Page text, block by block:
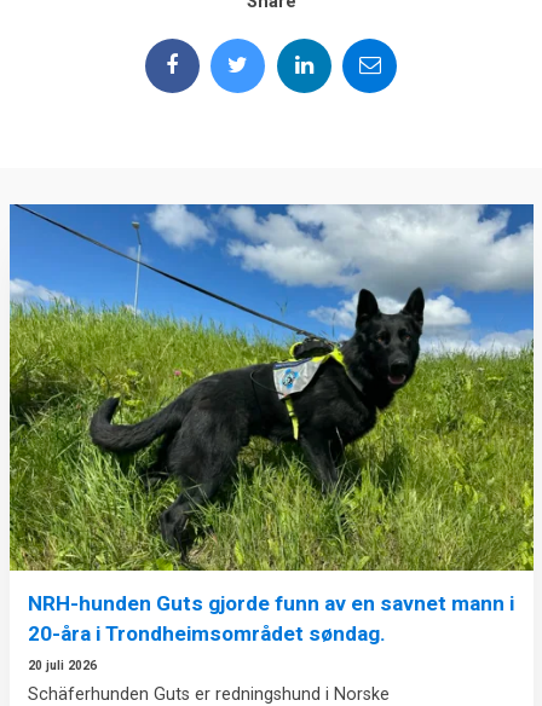
NRH-hunden Guts gjorde funn av en savnet mann i
20-åra i Trondheimsområdet søndag.
20 juli 2026
Schäferhunden Guts er redningshund i Norske